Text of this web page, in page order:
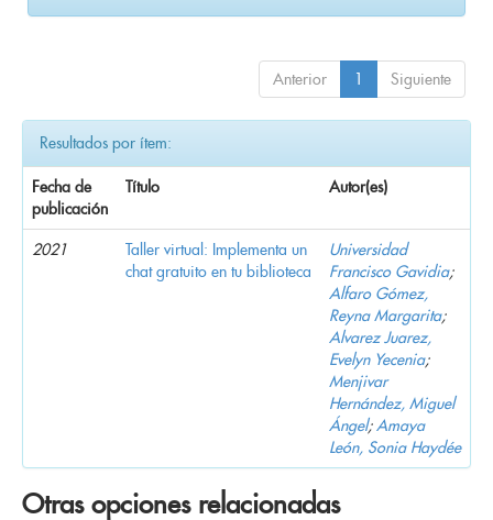
Anterior 1 Siguiente
Resultados por ítem:
Fecha de
publicación
Título Autor(es)
2021
Taller virtual: Implementa un
chat gratuito en tu biblioteca
Universidad
Francisco Gavidia;
Alfaro Gómez,
Reyna Margarita;
Alvarez Juarez,
Evelyn Yecenia;
Menjivar
Hernández, Miguel
Ángel; Amaya
León, Sonia Haydée
Otras opciones relacionadas